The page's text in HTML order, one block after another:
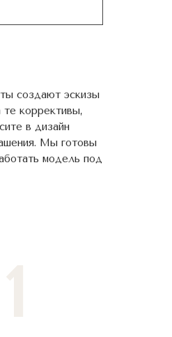
создают эскизы
те коррективы,
в дизайн
Мы готовы
модель под